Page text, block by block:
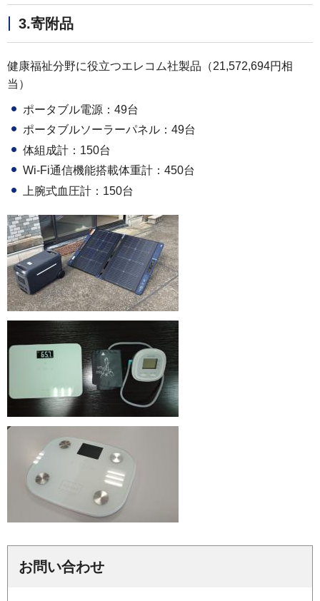
3.寄附品
健康福祉分野に役立つエレコム社製品（21,572,694円相
当）
ポータブル電源：49台
ポータブルソーラーパネル：49台
体組成計：150台
Wi-Fi通信機能搭載体重計：450台
上腕式血圧計：150台
お問い合わせ